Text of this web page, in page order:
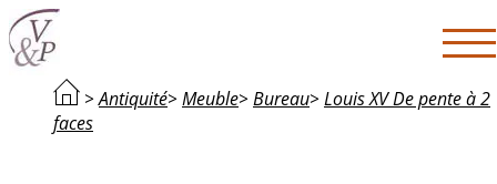
>Antiquité> Meuble> Bureau> Louis XV De pente à 2
faces